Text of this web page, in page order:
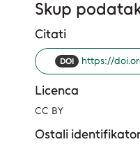
Skup
Citati
DOI https://
Licenca
CC BY
Ostali